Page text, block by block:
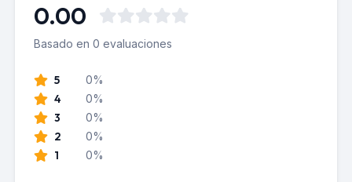
0.00
Basado en 0 evaluaciones
5 0%
4 0%
3 0%
2 0%
1 0%